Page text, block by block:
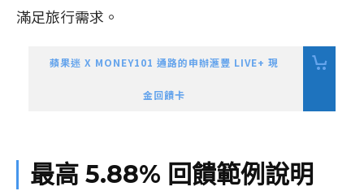
滿足旅行需求。
蘋果迷 X MONEY101 通路的申辦滙豐 LIVE+ 現
金回饋卡
最高 5.88% 回饋範例說明